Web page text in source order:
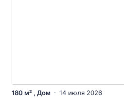
180 м² , Дом 14 июля 2026